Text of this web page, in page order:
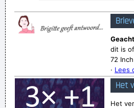
dit is
72
· Lees
Het
Het